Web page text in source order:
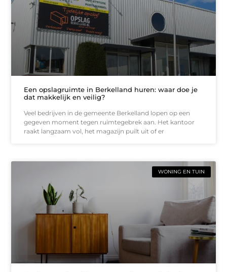
Een opslagruimte in Berkelland huren: waar doe je
dat makkelijk en veilig?
Veel bedrijven in de gemeente Berkelland lopen op een
gegeven moment tegen ruimtegebrek aan. Het kantoor
raakt langzaam vol, het magazijn puilt uit of er
WONING EN TUIN